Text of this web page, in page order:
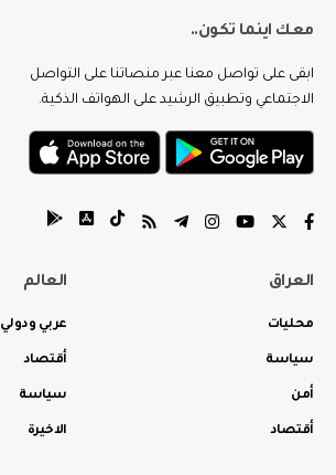
معك اينما تكون..
ابقى على تواصل معنا عبر منصاتنا على التواصل
الاجتماعي وتطبيق الرشيد على الهواتف الذكية.
العراق
محليات
سياسة
أمن
أقتصاد
العالم
عربي ودولي
أقتصاد
سياسة
الاخيرة